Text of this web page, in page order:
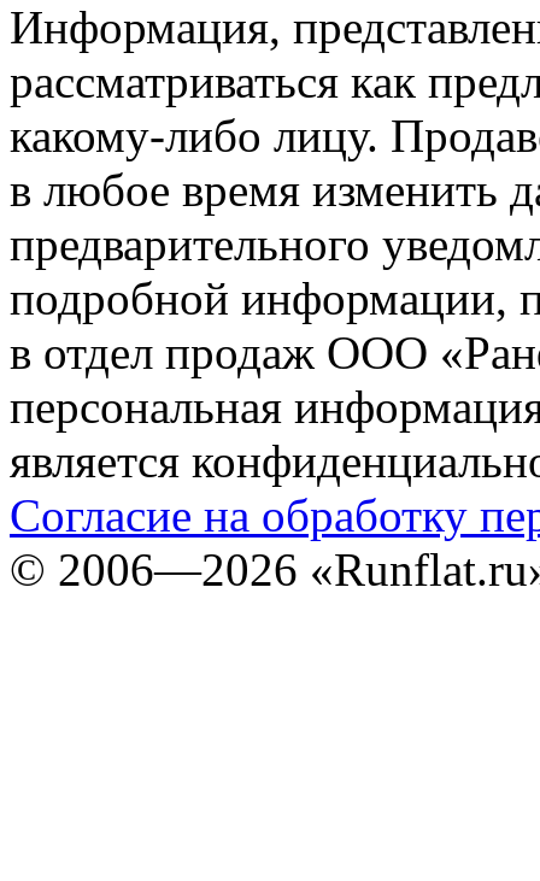
Информация,
рассматриваться как
какому-либо лицу.
в любое время изменить
предварительного
подробной информации,
в отдел продаж ООО
персональная
является
Согласие на обработку
© 2006—2026